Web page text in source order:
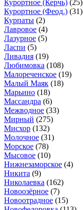
Курортное (Керчь) (25)
Курортное (Феод.) (31)
Курпаты (2)
Лавровое (4)
Лазурное (5)
Ласпи (5)
Ливадия (19)
Любимовка (108)
Малореченское (19)
Малый Маяк (18)
Марьино (18)
Массандра (6)
Межводное (33)
Мирный (275)
Мисхор (132)
Молочное (31)
Морское (78)
Мысовое (10)
Нижнезаморское (4)
Никита (9)
Николаевка (162)
Новоозёрное (7)
Новоотрадное (15)